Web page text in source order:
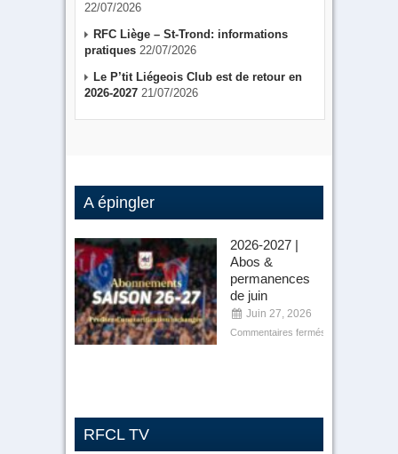
22/07/2026
RFC Liège – St-Trond: informations
pratiques 22/07/2026
Le P’tit Liégeois Club est de retour en
2026-2027 21/07/2026
A épingler
2026-2027 |
Abos &
permanences
de juin
Juin 27, 2026
Commentaires fermés
RFCL TV